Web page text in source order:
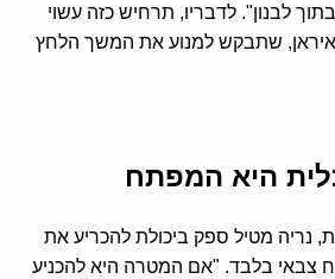
בתוך לבנון". לדבריו, תרחיש כזה עשוי
איראן, שתבקש למנוע את המשך הלחץ
היא המפתח
נריה מטיל ספק ביכולת להכריע את
צבאי בלבד. "אם המטרה היא להכניע